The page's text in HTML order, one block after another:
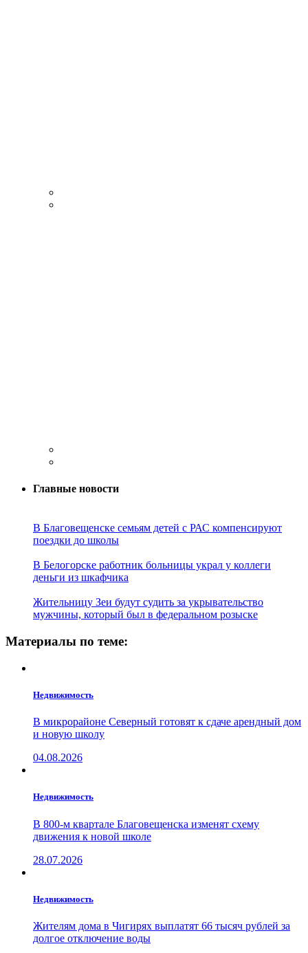
Главные новости
В Благовещенске семьям детей с РАС компенсируют
поездки до школы
В Белогорске работник больницы украл у коллеги
деньги из шкафчика
Жительницу Зеи будут судить за укрывательство
мужчины, который был в федеральном розыске
Материалы по теме:
Недвижимость
В микрорайоне Северный готовят к сдаче арендный дом
и новую школу
04.08.2026
Недвижимость
В 800-м квартале Благовещенска изменят схему
движения к новой школе
28.07.2026
Недвижимость
Жителям дома в Чигирях выплатят 66 тысяч рублей за
долгое отключение воды